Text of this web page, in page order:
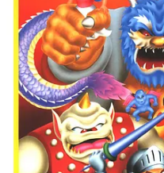
J’ai énormément
que j’observais : les
la grille 8x8, les
je n’étais jamais sûr,
possédait ses propres
Étant enfant je rêvais de
ce rêve s’est évaporé
cependant fini par
n’était pas ce qu’il était
dédier une partie de